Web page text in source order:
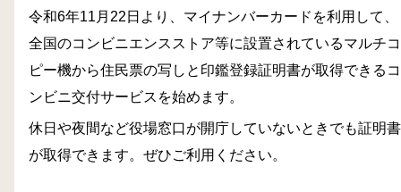
令和6年11月22日より、マイナンバーカードを利用して、
全国のコンビニエンスストア等に設置されているマルチコ
ピー機から住民票の写しと印鑑登録証明書が取得できるコ
ンビニ交付サービスを始めます。
休日や夜間など役場窓口が開庁していないときでも証明書
が取得できます。ぜひご利用ください。